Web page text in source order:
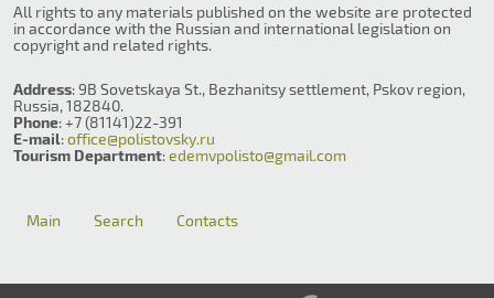
All rights to any materials published on the website are protected
in accordance with the Russian and international legislation on
copyright and related rights.
Address: 9B Sovetskaya St., Bezhanitsy settlement, Pskov region,
Russia, 182840.
Phone: +7 (81141)22-391
E-mail:office@polistovsky.ru
Tourism Department:edemvpolisto@gmail.com
Main Search Contacts